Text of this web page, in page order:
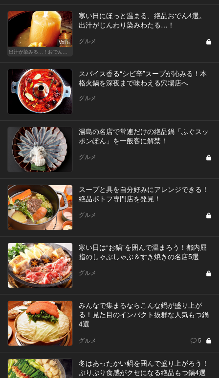
Vol.5
出汁が染みる…！おでんが恋しい季節
寒い日にほっと温まる、絶品おでん4選。
出汁がじんわり染みわたる…！
グルメ
スパイス香る“シビ辛”スープが沁みる！本
格火鍋を深夜まで味わえる穴場店へ
グルメ
湯島の名店で常連だけの絶品鍋「ふぐスッ
ポンぽん」を一般客に解禁！
グルメ
スープと具を自分好みにアレンジできる！
絶品ポトフ専門店を発見！
グルメ
寒い日は“お鍋”を囲んで温まろう！都内屈
指のしゃぶしゃぶ＆すき焼きの名店5選
グルメ
みんなで集まるならこんな鍋が盛り上が
る！見た目のインパクト抜群な人気もつ鍋
4選
グルメ 5
冬はあったかい鍋を囲んで盛り上がろう！
ぷりぷり食感がクセになる絶品もつ鍋4選